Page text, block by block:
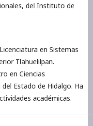
del Instituto de
en Sistemas
Tlahuelilpan.
en Ciencias
Estado de Hidalgo. Ha
académicas.